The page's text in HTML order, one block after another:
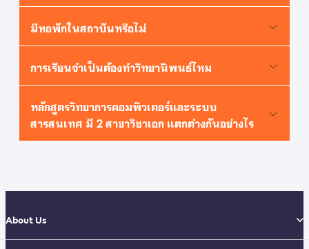
มีหอพักในสถาบันหรือไม่
การเรียนจำเป็นต้องทำวิทยานิพนธ์ไหม
หลักสูตรวิทยาการคอมพิวเตอร์และระบบ
สารสนเทศ มี 2 สาขาวิชาเอก แตกต่างกันอย่างไร
About Us